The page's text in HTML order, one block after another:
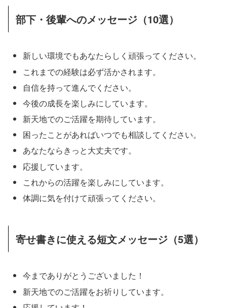
部下・後輩へのメッセージ（10選）
新しい環境でもあなたらしく頑張ってください。
これまでの経験は必ず活かされます。
自信を持って進んでください。
今後の成長を楽しみにしています。
新天地でのご活躍を期待しています。
困ったことがあればいつでも相談してください。
あなたならきっと大丈夫です。
応援しています。
これからの活躍を楽しみにしています。
体調に気を付けて頑張ってください。
寄せ書きに使える短文メッセージ（5選）
今までありがとうございました！
新天地でのご活躍をお祈りしています。